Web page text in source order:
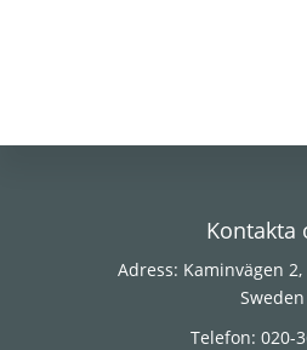
Kontakta
Adress: Kaminvägen 2,
Sweden
Telefon: 020-